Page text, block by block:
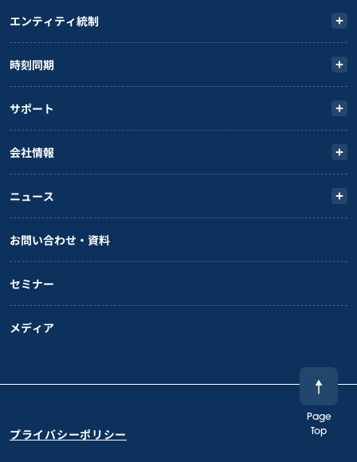
Page
Top
エンティティ統制
時刻同期
サポート
会社情報
ニュース
お問い合わせ・資料
セミナー
メディア
プライバシーポリシー